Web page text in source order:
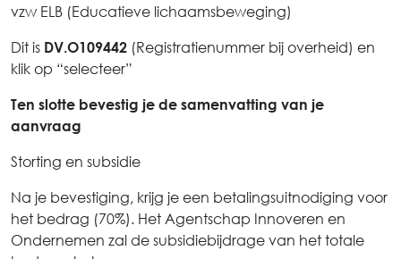
vzw ELB (Educatieve lichaamsbeweging)
Dit is DV.O109442 (Registratienummer bij overheid) en
klik op “selecteer”
Ten slotte bevestig je de samenvatting van je
aanvraag
Storting en subsidie
Na je bevestiging, krijg je een betalingsuitnodiging voor
het bedrag (70%). Het Agentschap Innoveren en
Ondernemen zal de subsidiebijdrage van het totale